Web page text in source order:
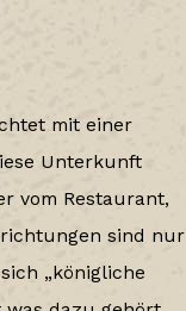
mit einer
Unterkunft
vom Restaurant,
sind nur
„königliche